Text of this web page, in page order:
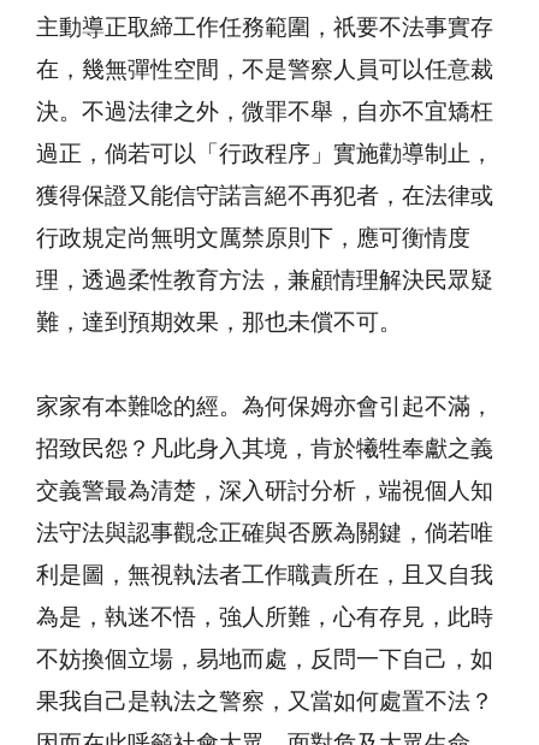
主動導正取締工作任務範圍，祇要不法事實存
在，幾無彈性空間，不是警察人員可以任意裁
決。不過法律之外，微罪不舉，自亦不宜矯枉
過正，倘若可以「行政程序」實施勸導制止，
獲得保證又能信守諾言絕不再犯者，在法律或
行政規定尚無明文厲禁原則下，應可衡情度
理，透過柔性教育方法，兼顧情理解決民眾疑
難，達到預期效果，那也未償不可。
家家有本難唸的經。為何保姆亦會引起不滿，
招致民怨？凡此身入其境，肯於犧牲奉獻之義
交義警最為清楚，深入研討分析，端視個人知
法守法與認事觀念正確與否厥為關鍵，倘若唯
利是圖，無視執法者工作職責所在，且又自我
為是，執迷不悟，強人所難，心有存見，此時
不妨換個立場，易地而處，反問一下自己，如
果我自己是執法之警察，又當如何處置不法？